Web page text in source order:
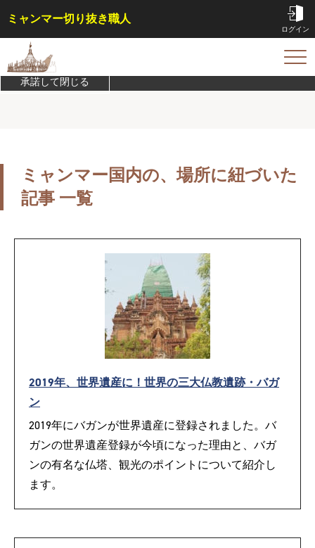
このサイトは機能実現/改善のためにCookieを利用します。
プライバシ
ーポリシーを確認
承諾して閉じる
ミャンマー切り抜き職人
ログイン
TOP
サービス内容・料金
コラム
お問い合わせ
ミャンマー国内の、場所に紐づいた
記事 一覧
2019年、世界遺産に！世界の三大仏教遺跡・バガ
ン
2019年にバガンが世界遺産に登録されました。バ
ガンの世界遺産登録が今頃になった理由と、バガ
ンの有名な仏塔、観光のポイントについて紹介し
ます。